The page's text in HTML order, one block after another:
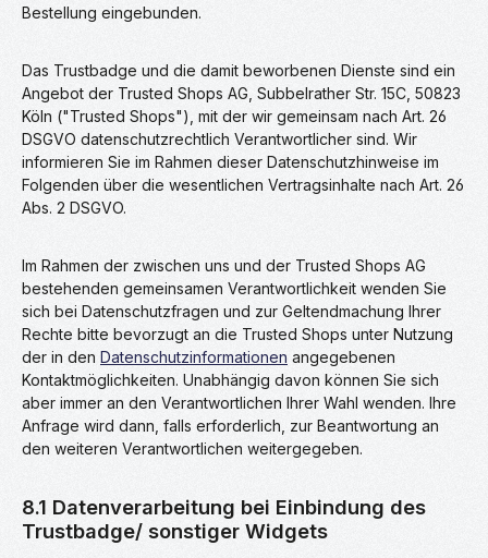
Bestellung eingebunden.
Das Trustbadge und die damit beworbenen Dienste sind ein
Angebot der Trusted Shops AG, Subbelrather Str. 15C, 50823
Köln ("Trusted Shops"), mit der wir gemeinsam nach Art. 26
DSGVO datenschutzrechtlich Verantwortlicher sind. Wir
informieren Sie im Rahmen dieser Datenschutzhinweise im
Folgenden über die wesentlichen Vertragsinhalte nach Art. 26
Abs. 2 DSGVO.
Im Rahmen der zwischen uns und der Trusted Shops AG
bestehenden gemeinsamen Verantwortlichkeit wenden Sie
sich bei Datenschutzfragen und zur Geltendmachung Ihrer
Rechte bitte bevorzugt an die Trusted Shops unter Nutzung
der in den Datenschutzinformationen angegebenen
Kontaktmöglichkeiten. Unabhängig davon können Sie sich
aber immer an den Verantwortlichen Ihrer Wahl wenden. Ihre
Anfrage wird dann, falls erforderlich, zur Beantwortung an
den weiteren Verantwortlichen weitergegeben.
8.1 Datenverarbeitung bei Einbindung des
Trustbadge/ sonstiger Widgets